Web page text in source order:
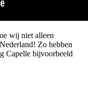
wij niet alleen
Zo hebben
Capelle bijvoorbeeld